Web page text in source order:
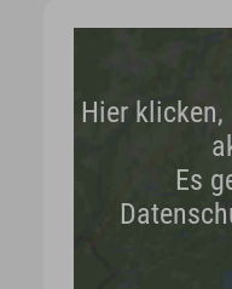
Hier klicken,
Es